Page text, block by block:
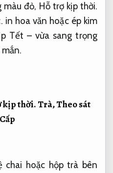
màu đỏ, Hỗ trợ kịp thời.
in hoa văn hoặc ép kim
Tết – vừa sang trọng
kịp thời.Trà,Theo sát
chai hoặc hộp trà bên